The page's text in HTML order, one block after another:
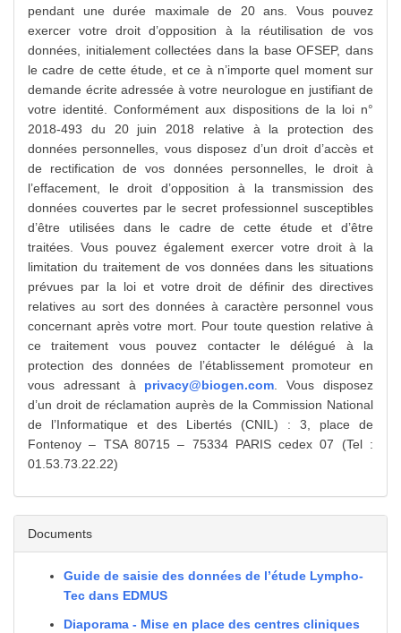
pendant une durée maximale de 20 ans. Vous pouvez
exercer votre droit d’opposition à la réutilisation de vos
données, initialement collectées dans la base OFSEP, dans
le cadre de cette étude, et ce à n’importe quel moment sur
demande écrite adressée à votre neurologue en justifiant de
votre identité. Conformément aux dispositions de la loi n°
2018-493 du 20 juin 2018 relative à la protection des
données personnelles, vous disposez d’un droit d’accès et
de rectification de vos données personnelles, le droit à
l’effacement, le droit d’opposition à la transmission des
données couvertes par le secret professionnel susceptibles
d’être utilisées dans le cadre de cette étude et d’être
traitées. Vous pouvez également exercer votre droit à la
limitation du traitement de vos données dans les situations
prévues par la loi et votre droit de définir des directives
relatives au sort des données à caractère personnel vous
concernant après votre mort. Pour toute question relative à
ce traitement vous pouvez contacter le délégué à la
protection des données de l’établissement promoteur en
vous adressant à privacy@biogen.com. Vous disposez
d’un droit de réclamation auprès de la Commission National
de l’Informatique et des Libertés (CNIL) : 3, place de
Fontenoy – TSA 80715 – 75334 PARIS cedex 07 (Tel :
01.53.73.22.22)
Documents
Guide de saisie des données de l’étude Lympho-
Tec dans EDMUS
Diaporama - Mise en place des centres cliniques